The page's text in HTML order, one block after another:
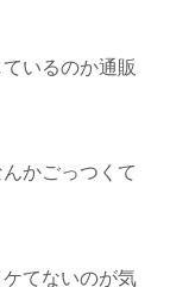
いるのか通販
かごっつくて
てないのが気